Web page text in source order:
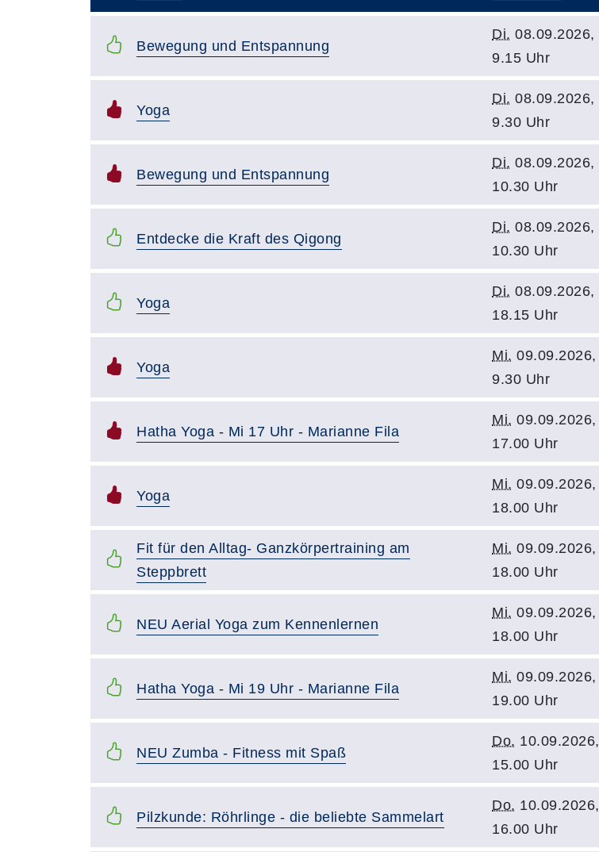
Bewegung und Entspannung
Di. 08.09.2026,
9.15 Uhr
Yoga
Di. 08.09.2026,
9.30 Uhr
Bewegung und Entspannung
Di. 08.09.2026,
10.30 Uhr
Entdecke die Kraft des Qigong
Di. 08.09.2026,
10.30 Uhr
Yoga
Di. 08.09.2026,
18.15 Uhr
Yoga
Mi. 09.09.2026,
9.30 Uhr
Hatha Yoga - Mi 17 Uhr - Marianne Fila
Mi. 09.09.2026,
17.00 Uhr
Yoga
Mi. 09.09.2026,
18.00 Uhr
Fit für den Alltag- Ganzkörpertraining am
Steppbrett
Mi. 09.09.2026,
18.00 Uhr
NEU Aerial Yoga zum Kennenlernen
Mi. 09.09.2026,
18.00 Uhr
Hatha Yoga - Mi 19 Uhr - Marianne Fila
Mi. 09.09.2026,
19.00 Uhr
NEU Zumba - Fitness mit Spaß
Do. 10.09.2026,
15.00 Uhr
Pilzkunde: Röhrlinge - die beliebte Sammelart
Do. 10.09.2026,
16.00 Uhr